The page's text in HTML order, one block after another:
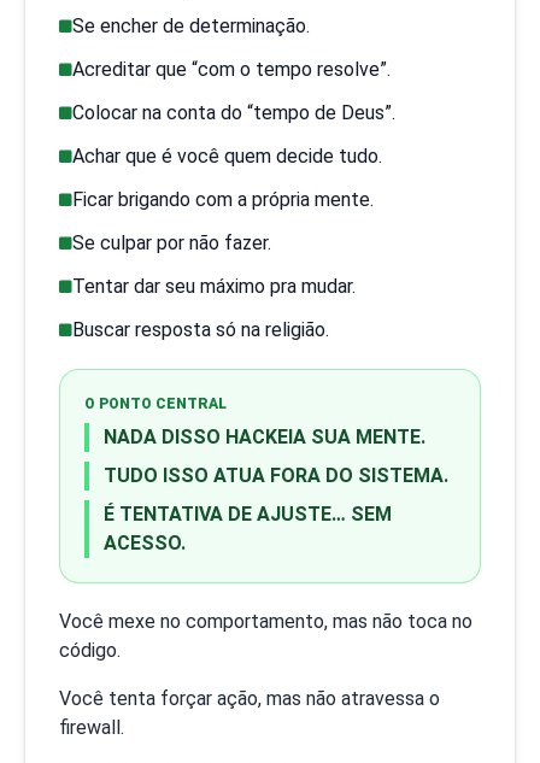
Se encher de determinação.
Acreditar que “com o tempo resolve”.
Colocar na conta do “tempo de Deus”.
Achar que é você quem decide tudo.
Ficar brigando com a própria mente.
Se culpar por não fazer.
Tentar dar seu máximo pra mudar.
Buscar resposta só na religião.
O PONTO CENTRAL
NADA DISSO HACKEIA SUA MENTE.
TUDO ISSO ATUA FORA DO SISTEMA.
É TENTATIVA DE AJUSTE… SEM
ACESSO.
Você mexe no comportamento, mas não toca no
código.
Você tenta forçar ação, mas não atravessa o
firewall.